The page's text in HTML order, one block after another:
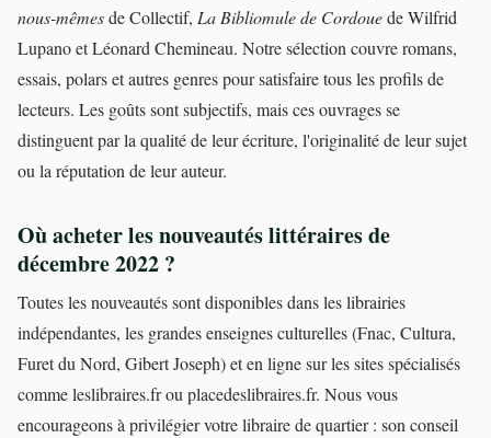
nous-mêmesde Collectif, La Bibliomule de Cordouede Wilfrid
Lupano et Léonard Chemineau. Notre sélection couvre romans,
essais, polars et autres genres pour satisfaire tous les profils de
lecteurs. Les goûts sont subjectifs, mais ces ouvrages se
distinguent par la qualité de leur écriture, l'originalité de leur sujet
ou la réputation de leur auteur.
Où acheter les nouveautés littéraires de
décembre 2022 ?
Toutes les nouveautés sont disponibles dans les librairies
indépendantes, les grandes enseignes culturelles (Fnac, Cultura,
Furet du Nord, Gibert Joseph) et en ligne sur les sites spécialisés
comme leslibraires.fr ou placedeslibraires.fr. Nous vous
encourageons à privilégier votre libraire de quartier : son conseil